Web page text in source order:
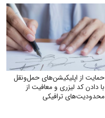
حمایت از اپلیکیشن‌های حمل‌ونقل
با دادن کد لیزری و معافیت از
محدودیت‌های ترافیکی